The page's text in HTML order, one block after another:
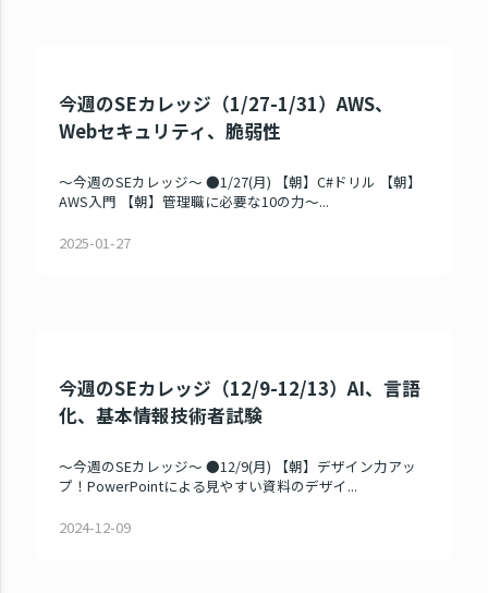
今週のSEカレッジ（1/27-1/31）AWS、
Webセキュリティ、脆弱性
～今週のSEカレッジ～ ●1/27(月) 【朝】C#ドリル 【朝】
AWS入門 【朝】管理職に必要な10の力～...
2025-01-27
今週のSEカレッジ（12/9-12/13）AI、言語
化、基本情報技術者試験
～今週のSEカレッジ～ ●12/9(月) 【朝】デザイン力アッ
プ！PowerPointによる見やすい資料のデザイ...
2024-12-09